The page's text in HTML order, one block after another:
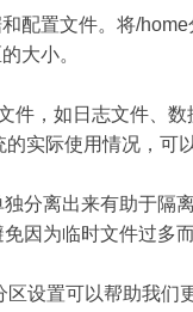
配置文件。将/
大小。
件，如日志文件、
实际使用情况，可
分离出来有助于
因为临时文件过多
设置可以帮助我